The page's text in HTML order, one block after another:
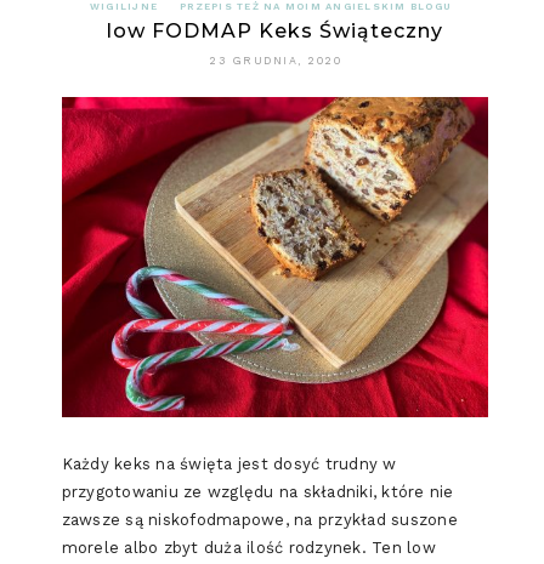
WIGILIJNE PRZEPIS TEŻ NA MOIM ANGIELSKIM BLOGU
low FODMAP Keks Świąteczny
23 GRUDNIA, 2020
Każdy keks na święta jest dosyć trudny w
przygotowaniu ze względu na składniki, które nie
zawsze są niskofodmapowe, na przykład suszone
morele albo zbyt duża ilość rodzynek. Ten low